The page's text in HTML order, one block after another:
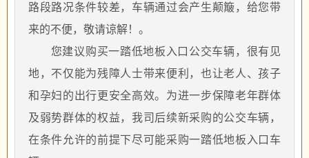
路段路况条件较差，车辆通过会产生颠簸，给您带
来的不便，敬请谅解！。
您建议购买一踏低地板入口公交车辆，很有见
地，不仅能为残障人士带来便利，也让老人、孩子
和孕妇的出行更安全高效。为进一步保障老年群体
及弱势群体的权益，我司后续新采购的公交车辆，
在条件允许的前提下尽可能采购一踏低地板入口车